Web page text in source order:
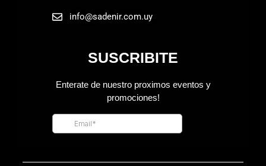
info@sadenir.com.uy